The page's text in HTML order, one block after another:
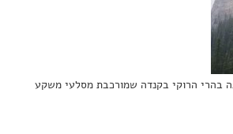
בהרי הרוקי בקנדה שמורכבת מסלעי משקע